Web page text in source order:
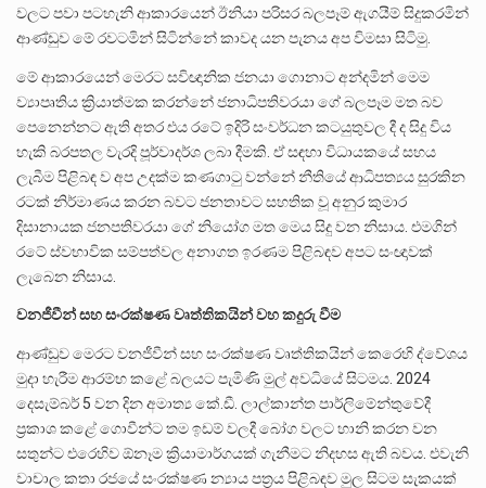
වලට පවා පටහැනි ආකාරයෙන් ඊනියා පරිසර බලපෑම් ඇගයීම් සිදුකරමින්
ආණ්ඩුව මේ රවටමින් සිටින්නේ කාවද යන පැනය අප විමසා සිටිමු.
මේ ආකාරයෙන් මෙරට සවිඥානික ජනයා ගොනාට අන්දමින් මෙම
ව්‍යාපෘතිය ක්‍රියාත්මක කරන්නේ ජනාධිපතිවරයා ගේ බලපෑම මත බව
පෙනෙන්නට ඇති අතර එය රටේ ඉදිරි සංවර්ධන කටයුතුවල දී ද සිදු විය
හැකි බරපතල වැරදි පූර්වාදර්ශ ලබා දීමකි. ඒ සඳහා විධායකයේ සහය
ලැබීම පිළිබඳ ව අප උදක්ම කණගාටු වන්නේ නීතියේ ආධිපත්‍යය සුරකින
රටක් නිර්මාණය කරන බවට ජනතාවට සහතික වූ අනුර කුමාර
දිසානායක ජනපතිවරයා ගේ නියෝග මත මෙය සිදු වන නිසාය. එමගින්
රටේ ස්වභාවික සම්පත්වල අනාගත ඉරණම පිළිබඳව අපට සංඥාවක්
ලැබෙන නිසාය.
වනජීවීන් සහ සංරක්ෂණ වෘත්තිකයින් වහ කදුරු වීම
ආණ්ඩුව මෙරට වනජීවීන් සහ සංරක්ෂණ වෘත්තිකයින් කෙරෙහි ද්වේශය
මුදා හැරීම ආරම්භ කළේ බලයට පැමිණි මුල් අවධියේ සිටමය. 2024
දෙසැම්බර් 5 වන දින අමාත්‍ය කේ.ඩී. ලාල්කාන්ත පාර්ලිමේන්තුවේදී
ප්‍රකාශ කළේ ගොවීන්ට තම ඉඩම් වලදී බෝග වලට හානි කරන වන
සතුන්ට එරෙහිව ඕනෑම ක්‍රියාමාර්ගයක් ගැනීමට නිදහස ඇති බවය. එවැනි
වාචාල කතා රජයේ සංරක්ෂණ න්‍යාය පත්‍රය පිළිබඳව මුල සිටම සැකයක්